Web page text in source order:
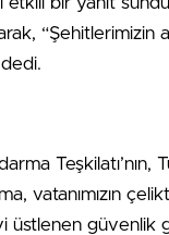
“Şehitlerimizin
Teşkilatı’nın,
vatanımızın
üstlenen güvenlik